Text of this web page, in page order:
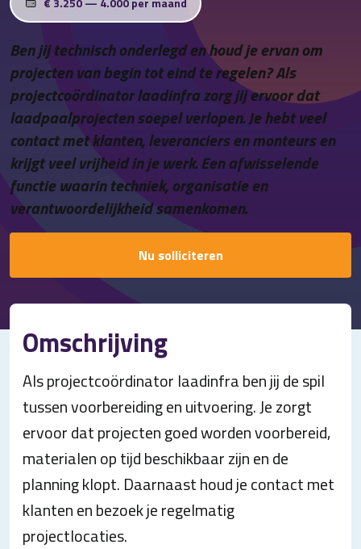
Contact
Ben jij technisch onderlegd en houd je ervan om
projecten van begin tot eind te regelen? Als
projectcoördinator laadinfra zorg jij ervoor dat
laadpaalprojecten soepel verlopen. Je hebt veel
contact met klanten, leveranciers en monteurs en
krijgt veel vrijheid in je werk. Een afwisselende
functie waarin techniek, organisatie en
verantwoordelijkheid samenkomen.
Nu solliciteren
Omschrijving
Als projectcoördinator laadinfra ben jij de spil
tussen voorbereiding en uitvoering. Je zorgt
ervoor dat projecten goed worden voorbereid,
materialen op tijd beschikbaar zijn en de
planning klopt. Daarnaast houd je contact met
klanten en bezoek je regelmatig
projectlocaties.